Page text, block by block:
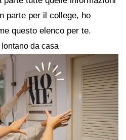
parte per il college, ho
questo elenco per te.
da casa